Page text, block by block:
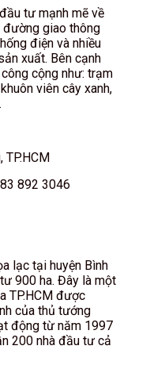
tư mạnh mẽ về
đường giao thông
điện và nhiều
xuất. Bên cạnh
cộng như: trạm
viên cây xanh,
892 3046
lạc tại huyện Bình
900 ha. Đây là một
TP.HCM được
của thủ tướng
động từ năm 1997
200 nhà đầu tư cả